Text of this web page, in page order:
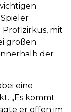
mit
großen
der
eine
„Es kommt
er offen im